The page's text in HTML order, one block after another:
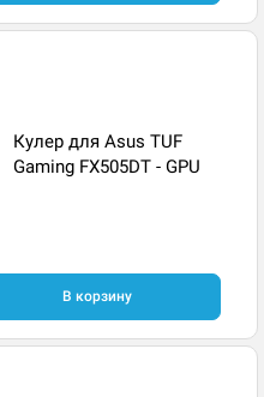
Кулер для Asus TUF
Gaming FX505DT - GPU
В корзину